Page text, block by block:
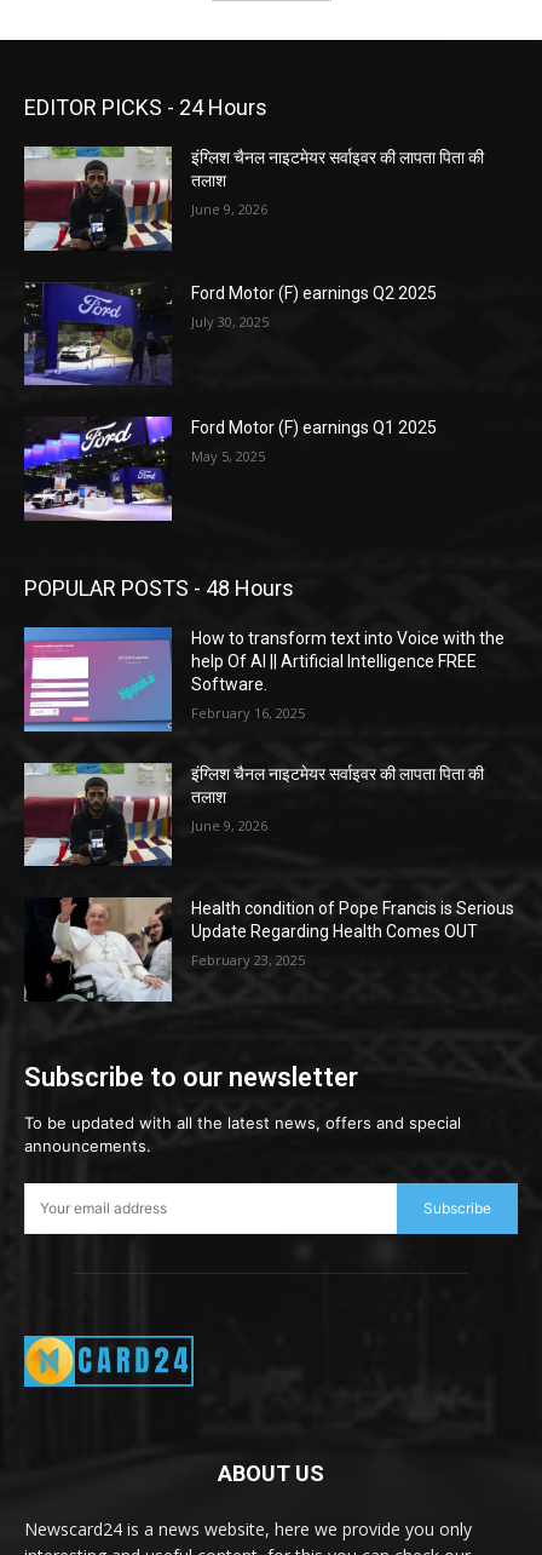
EDITOR PICKS - 24 Hours
इंग्लिश चैनल नाइटमेयर सर्वाइवर की लापता पिता की
तलाश
June 9, 2026
Ford Motor (F) earnings Q2 2025
July 30, 2025
Ford Motor (F) earnings Q1 2025
May 5, 2025
POPULAR POSTS - 48 Hours
How to transform text into Voice with the
help Of AI || Artificial Intelligence FREE
Software.
February 16, 2025
इंग्लिश चैनल नाइटमेयर सर्वाइवर की लापता पिता की
तलाश
June 9, 2026
Health condition of Pope Francis is Serious
Update Regarding Health Comes OUT
February 23, 2025
Subscribe to our newsletter
To be updated with all the latest news, offers and special
announcements.
Subscribe
ABOUT US
Newscard24 is a news website, here we provide you only